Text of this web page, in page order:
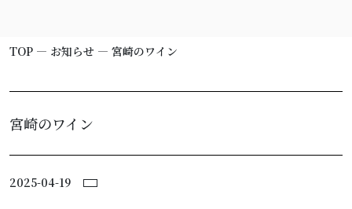
レストラン
駐車場のご案内
TOP ― お知らせ ― 宮崎のワイン
宮崎のワイン
2025-04-19